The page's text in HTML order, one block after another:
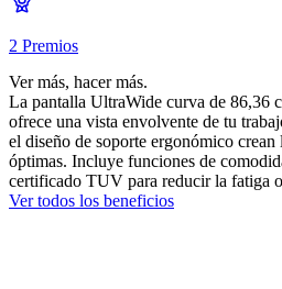
2 Premios
Ver más, hacer más.
La pantalla UltraWide curva de 86,36
ofrece una vista envolvente de tu
el diseño de soporte ergonómico
óptimas. Incluye funciones de
certificado TUV para reducir la fatiga
Ver todos los beneficios